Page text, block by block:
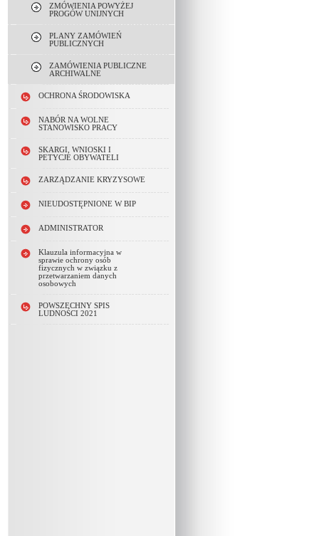
ZMÓWIENIA POWYŻEJ
PROGÓW UNIJNYCH
PLANY ZAMÓWIEŃ
PUBLICZNYCH
ZAMÓWIENIA PUBLICZNE
ARCHIWALNE
OCHRONA ŚRODOWISKA
NABÓR NA WOLNE
STANOWISKO PRACY
SKARGI, WNIOSKI I
PETYCJE OBYWATELI
ZARZĄDZANIE KRYZYSOWE
NIEUDOSTĘPNIONE W BIP
ADMINISTRATOR
Klauzula informacyjna w
sprawie ochrony osób
fizycznych w związku z
przetwarzaniem danych
osobowych
POWSZECHNY SPIS
LUDNOŚCI 2021